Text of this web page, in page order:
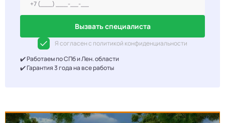
Вызвать специалиста
Я согласен с политикой конфиденциальности
✔️ Работаем по СПб и Лен. области
✔️ Гарантия 3 года на все работы